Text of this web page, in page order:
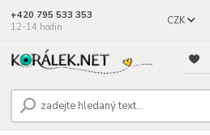
CZK
+420 795 533 353
12-14 hodin